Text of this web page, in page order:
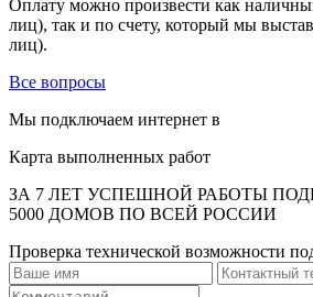
Оплату можно произвести как
лиц), так и по счету, который мы
лиц).
Все вопросы
Мы подключаем интернет в
Карта выполненных работ
ЗА 7 ЛЕТ УСПЕШНОЙ РАБОТЫ
5000 ДОМОВ ПО ВСЕЙ РОССИИ
Проверка технической возможности